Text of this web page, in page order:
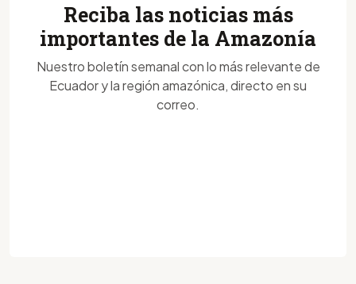
Reciba las noticias más
importantes de la Amazonía
Nuestro boletín semanal con lo más relevante de
Ecuador y la región amazónica, directo en su
correo.